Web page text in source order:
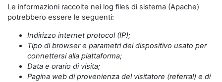
Le informazioni raccolte nei log files di sistema (Apache)
potrebbero essere le seguenti:
Indirizzo internet protocol (IP);
Tipo di browser e parametri del dispositivo usato per
connettersi alla piattaforma;
Data e orario di visita;
Pagina web di provenienza del visitatore (referral) e di